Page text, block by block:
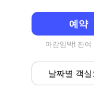
예약
마감임박! 잔여
날짜별 객실